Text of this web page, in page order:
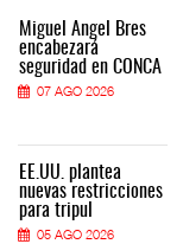
Miguel Ángel Bres
encabezará
seguridad en CONCA
07 AGO 2026
EE.UU. plantea
nuevas restricciones
para tripul
05 AGO 2026